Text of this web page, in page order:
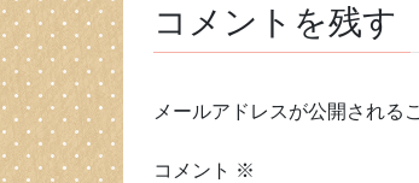
コメントを残す
メールアドレスが公開される
コメント ※